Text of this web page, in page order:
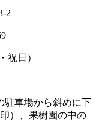
2
祝日）
駐車場から斜めに下
）、 果樹園の中の